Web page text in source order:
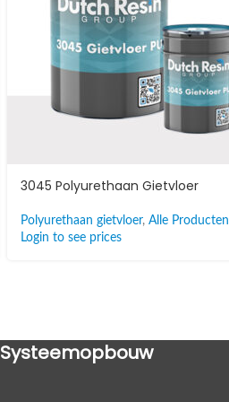
3045 Polyurethaan Gietvloer
Polyurethaan gietvloer, Alle Producten
Login to see prices
Systeemopbouw